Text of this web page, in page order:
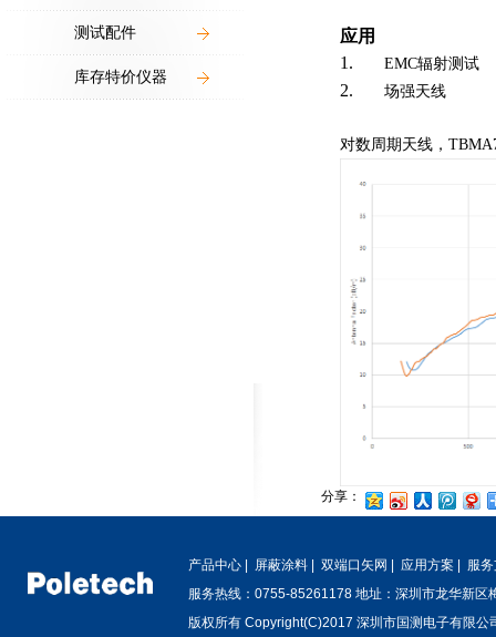
测试配件
库存特价仪器
应用
1.
EMC辐射测试
2. 场强天线
对数周期天线，
分享：
产品中心 屏蔽涂料 双端口矢网 应用方案
服
服务热线：0755-85261178 地址：深圳市龙华新区
版权所有 Copyright(C)2017 深圳市国测电子有限公